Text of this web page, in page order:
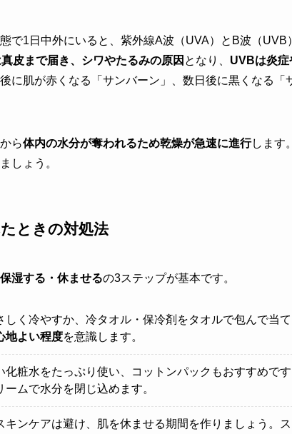
で1日中外にいると、紫外線A波（UVA）とB波（
皮まで届き、シワやたるみの原因 となり、 UVBは炎症
に肌が赤くなる「サンバーン」、数日後に黒くなる「
ら体内の水分が奪われるため乾燥が急速に進行します
しょう。
ときの対処法
湿する・休ませるの3ステップが基本です。
しく冷やすか、冷タオル・保冷剤をタオルで包んで当
地よい程度を意識します。
化粧水をたっぷり使い、コットンパックもおすすめで
ムで水分を閉じ込めます。
キンケアは避け、肌を休ませる期間を作りましょう。